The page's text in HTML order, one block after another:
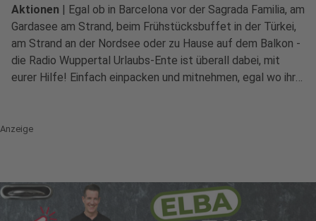
Aktionen | Egal ob in Barcelona vor der Sagrada Familia, am
Gardasee am Strand, beim Frühstücksbuffet in der Türkei,
am Strand an der Nordsee oder zu Hause auf dem Balkon -
die Radio Wuppertal Urlaubs-Ente ist überall dabei, mit
eurer Hilfe! Einfach einpacken und mitnehmen, egal wo ihr
Anzeige